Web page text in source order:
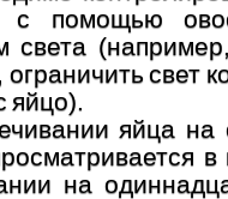
с помощью
света
ограничить свет
яйцо).
яйца
в
на